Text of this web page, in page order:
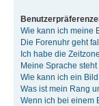
Wie kann ich meine
Die Forenuhr geht
Ich habe die
Meine Sprache
Wie kann ich ein
Was ist mein Rang
Wenn ich bei einem